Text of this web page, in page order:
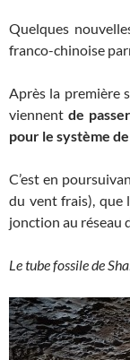
Quelques
franco-chinoise
Après la première
viennent de
pour le système
C’est en
du vent frais), que
jonction au réseau
Le tube fossile de